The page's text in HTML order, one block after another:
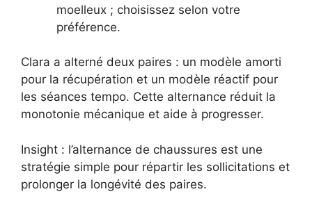
moelleux ; choisissez selon votre
préférence.
Clara a alterné deux paires : un modèle amorti
pour la récupération et un modèle réactif pour
les séances tempo. Cette alternance réduit la
monotonie mécanique et aide à progresser.
Insight : l’alternance de chaussures est une
stratégie simple pour répartir les sollicitations et
prolonger la longévité des paires.